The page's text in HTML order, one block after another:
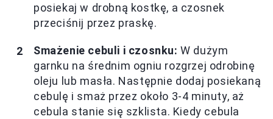
posiekaj w drobną kostkę, a czosnek
przeciśnij przez praskę.
Smażenie cebuli i czosnku: W dużym
garnku na średnim ogniu rozgrzej odrobinę
oleju lub masła. Następnie dodaj posiekaną
cebulę i smaż przez około 3-4 minuty, aż
cebula stanie się szklista. Kiedy cebula